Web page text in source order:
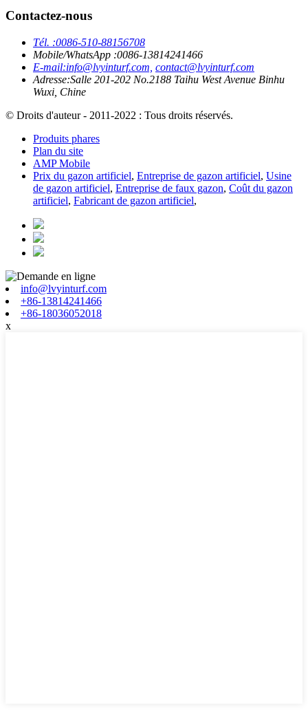
Contactez-nous
Tél. :0086-510-88156708
Mobile/WhatsApp :0086-13814241466
E-mail:info@lvyinturf.com, contact@lvyinturf.com
Adresse:Salle 201-202 No.2188 Taihu West Avenue Binhu
Wuxi, Chine
© Droits d'auteur - 2011-2022 : Tous droits réservés.
Produits phares
Plan du site
AMP Mobile
Prix ​​du gazon artificiel, Entreprise de gazon artificiel, Usine
de gazon artificiel, Entreprise de faux gazon, Coût du gazon
artificiel, Fabricant de gazon artificiel,
info@lvyinturf.com
+86-13814241466
+86-18036052018
x